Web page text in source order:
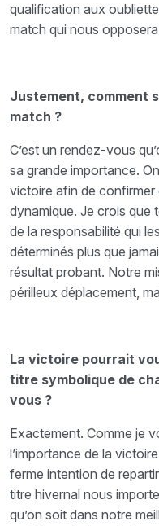
qualification aux
match qui nous opposera
Justement, comment
match ?
C’est un rendez-vous
sa grande importance.
victoire afin de confirmer
dynamique. Je crois que
de la responsabilité qui
déterminés plus que
résultat probant. Notre
périlleux déplacement,
La victoire pourrait
titre symbolique de
vous ?
Exactement. Comme je
l’importance de la
ferme intention de
titre hivernal nous
qu’on soit dans notre